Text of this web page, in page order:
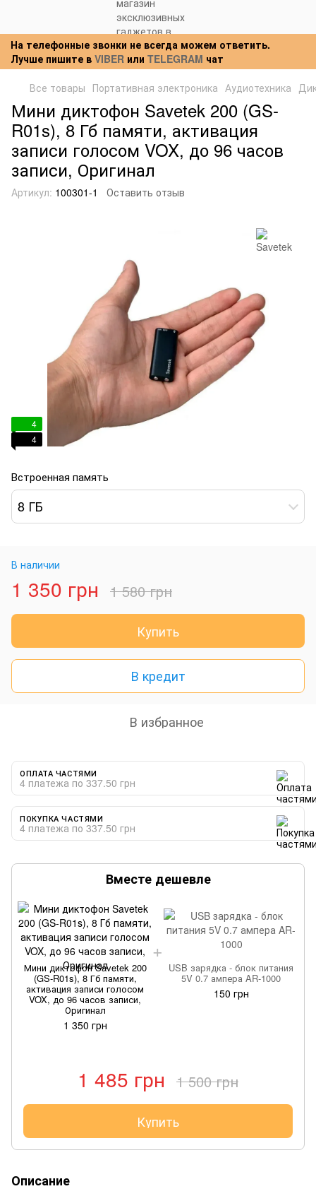
На телефонные звонки не всегда можем ответить.
Лучше пишите в VIBER или TELEGRAM чат
Все товары Портативная электроника Аудиотехника
Мини диктофон Savetek 200 (GS-
R01s), 8 Гб памяти, активация
записи голосом VOX, до 96 часов
записи, Оригинал
Артикул: 100301-1 Оставить отзыв
4
4
Встроенная память
8 ГБ
В наличии
1 350 грн 1 580 грн
Купить
В кредит
В избранное
ОПЛАТА ЧАСТЯМИ
4 платежа по 337.50 грн
ПОКУПКА ЧАСТЯМИ
4 платежа по 337.50 грн
Вместе дешевле
Мини диктофон Savetek 200
(GS-R01s), 8 Гб памяти,
активация записи голосом
VOX, до 96 часов записи,
Оригинал
1 350 грн
USB зарядка - блок питания
5V 0.7 ампера AR-1000
150 грн
1 485 грн 1 500 грн
Купить
Описание